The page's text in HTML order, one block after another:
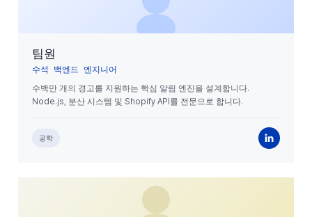
팀원
수석 백엔드 엔지니어
수백만 개의 경고를 지원하는 핵심 알림 엔진을 설계합니다.
Node.js, 분산 시스템 및 Shopify API를 전문으로 합니다.
공학